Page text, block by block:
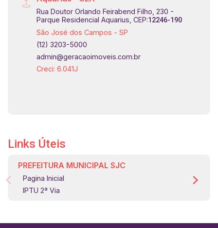
Rua Doutor Orlando Feirabend Filho, 230 -
Parque Residencial Aquarius, CEP:12246-190
São José dos Campos - SP
(12) 3203-5000
admin@geracaoimoveis.com.br
Creci: 6.041J
Links Úteis
PREFEITURA MUNICIPAL SJC
Pagina Inicial
IPTU 2ª Via